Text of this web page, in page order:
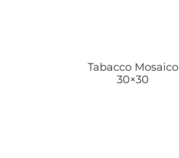
Tabacco Mosaico
30×30